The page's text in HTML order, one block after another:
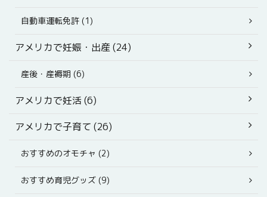
自動車運転免許 (1)
アメリカで妊娠・出産 (24)
産後・産褥期 (6)
アメリカで妊活 (6)
アメリカで子育て (26)
おすすめのオモチャ (2)
おすすめ育児グッズ (9)